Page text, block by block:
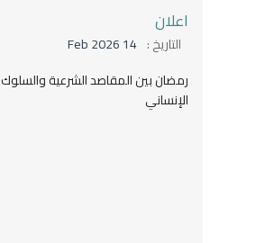
اعلان
التاريخ : 14 Feb 2026
رمضان بين المقاصد الشرعية والسلوك
الإنساني